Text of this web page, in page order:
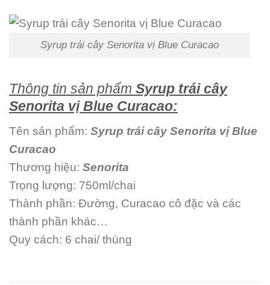
Syrup trái cây Senorita vị Blue Curacao
Thông tin sản phẩm Syrup trái cây
Senorita vị Blue Curacao:
Tên sản phẩm: Syrup trái cây Senorita vị Blue
Curacao
Thương hiệu: Senorita
Trọng lượng: 750ml/chai
Thành phần: Đường, Curacao cô đặc và các
thành phần khác…
Quy cách: 6 chai/ thùng